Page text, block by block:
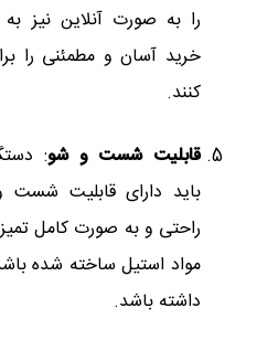
را به صورت آنلاین نیز
خرید آسان و مطمئنی را
کنند.
قابلیت شست و شو:
باید دارای قابلیت
راحتی و به صورت کامل
مواد استیل ساخته شده
داشته باشد.